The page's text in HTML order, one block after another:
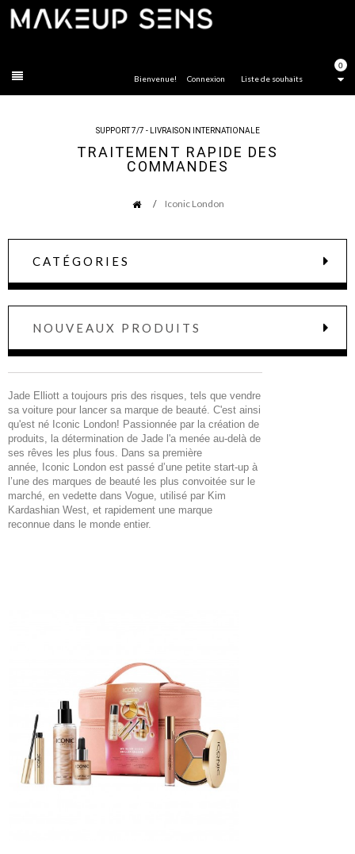
0
Liste de souhaits
Bienvenue! Connexion
SUPPORT 7/7 - LIVRAISON INTERNATIONALE
TRAITEMENT RAPIDE DES
COMMANDES
Iconic London
CATÉGORIES
NOUVEAUX PRODUITS
Jade Elliott a toujours pris des risques, tels que vendre
sa voiture pour lancer sa marque de beauté. C'est ainsi
qu'est né Iconic London! Passionnée par la création de
produits, la détermination de Jade l'a menée au-delà de
ses rêves les plus fous. Dans sa première
année, Iconic London est passé d’une petite start-up à
l’une des marques de beauté les plus convoitée sur le
marché, en vedette dans Vogue, utilisé par Kim
Kardashian West, et rapidement une marque
reconnue dans le monde entier.